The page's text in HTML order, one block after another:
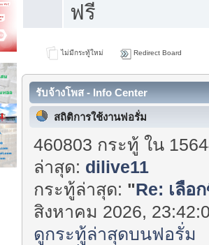
ฟรี
ไม่มีกระทู้ใหม่ Redirect Board
รับจ้างโพส - Info Center
สถิติการใช้งานฟอรั่ม
460803 กระทู้ ใน
ล่าสุด: dilive11
กระทู้ล่าสุด: "Re: เลือ
สิงหาคม 2026,
ดูกระทู้ล่าสุดบนฟอรั่ม